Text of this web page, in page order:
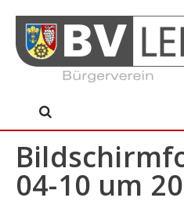
content
04-10 um